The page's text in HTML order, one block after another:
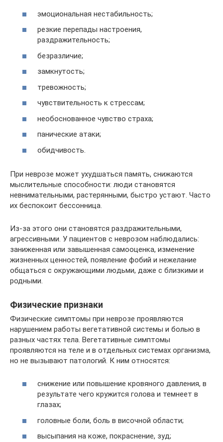
эмоциональная нестабильность;
резкие перепады настроения,
раздражительность;
безразличие;
замкнутость;
тревожность;
чувствительность к стрессам;
необоснованное чувство страха;
панические атаки;
обидчивость.
При неврозе может ухудшаться память, снижаются
мыслительные способности: люди становятся
невнимательными, растерянными, быстро устают. Часто
их беспокоит бессонница.
Из-за этого они становятся раздражительными,
агрессивными. У пациентов с неврозом наблюдались:
заниженная или завышенная самооценка, изменение
жизненных ценностей, появление фобий и нежелание
общаться с окружающими людьми, даже с близкими и
родными.
Физические признаки
Физические симптомы при неврозе проявляются
нарушением работы вегетативной системы и болью в
разных частях тела. Вегетативные симптомы
проявляются на теле и в отдельных системах организма,
но не вызывают патологий. К ним относятся:
снижение или повышение кровяного давления, в
результате чего кружится голова и темнеет в
глазах;
головные боли, боль в височной области;
высыпания на коже, покраснение, зуд;